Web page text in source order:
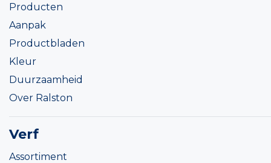
Producten
Aanpak
Productbladen
Kleur
Duurzaamheid
Over Ralston
Verf
Assortiment